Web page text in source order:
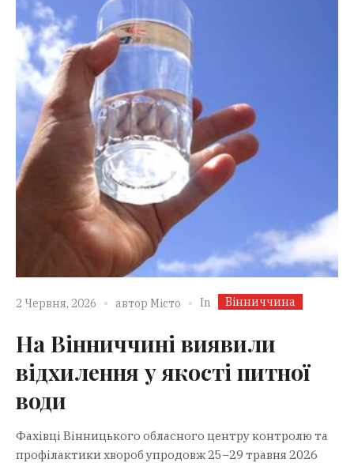
2 Червня, 2026 автор Місто In Вінниччина
На Вінниччині виявили
відхилення у якості питної
води
Фахівці Вінницького обласного центру контролю та
профілактики хвороб упродовж 25–29 травня 2026